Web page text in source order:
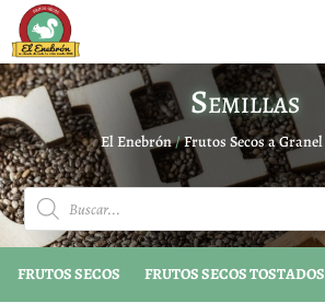
Semillas
El Enebrón/Frutos Secos a Granel
Búsqueda
de
productos
FRUTOS SECOS FRUTOS SECOS TOSTADOS